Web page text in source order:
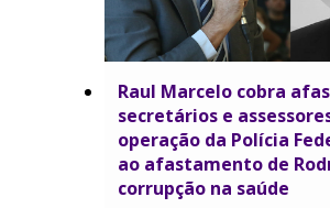
Raul Marcelo cobra
secretários e
operação da Polícia
ao afastamento de
corrupção na saúde